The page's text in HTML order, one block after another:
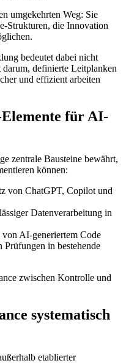
umgekehrten Weg: Sie
Strukturen, die Innovation
bedeutet dabei nicht
definierte Leitplanken
und effizient arbeiten
für AI-
zentrale Bausteine bewährt,
können:
von ChatGPT, Copilot und
Datenverarbeitung in
AI-generiertem Code
in bestehende
zwischen Kontrolle und
systematisch
etablierter